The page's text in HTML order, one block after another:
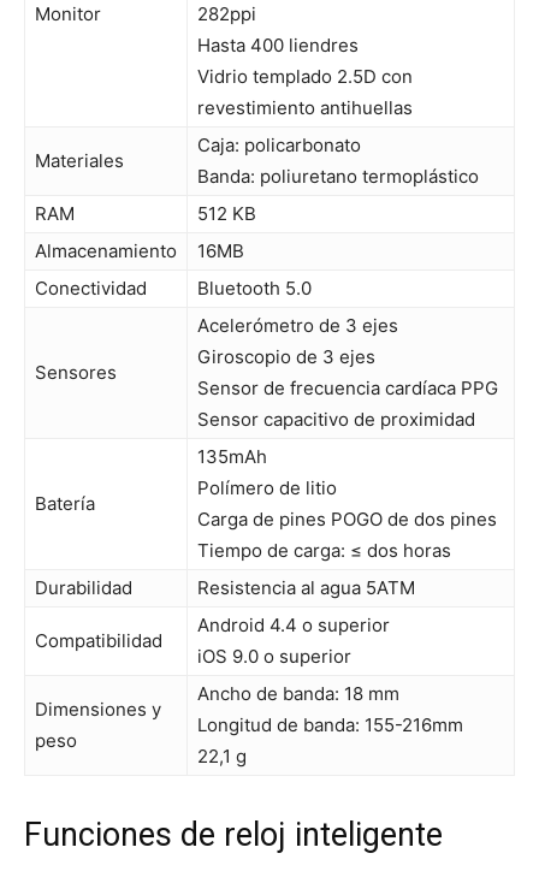
Monitor
282ppi
Hasta 400 liendres
Vidrio templado 2.5D con
revestimiento antihuellas
Materiales
Caja: policarbonato
Banda: poliuretano termoplástico
RAM
512 KB
Almacenamiento
16MB
Conectividad
Bluetooth 5.0
Sensores
Acelerómetro de 3 ejes
Giroscopio de 3 ejes
Sensor de frecuencia cardíaca PPG
Sensor capacitivo de proximidad
Batería
135mAh
Polímero de litio
Carga de pines POGO de dos pines
Tiempo de carga: ≤ dos horas
Durabilidad
Resistencia al agua 5ATM
Compatibilidad
Android 4.4 o superior
iOS 9.0 o superior
Dimensiones y
peso
Ancho de banda: 18 mm
Longitud de banda: 155-216mm
22,1 g
Funciones de reloj inteligente